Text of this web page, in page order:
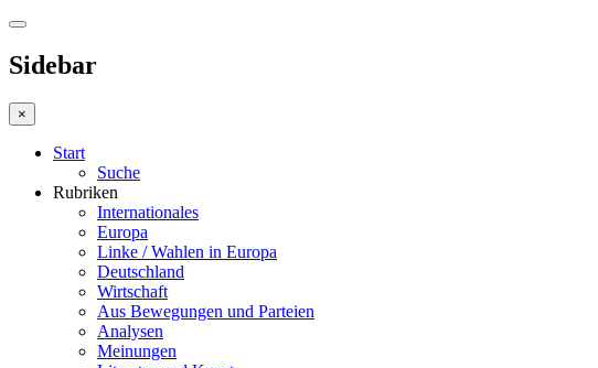
Sidebar
×
Start
Suche
Rubriken
Internationales
Europa
Linke / Wahlen in Europa
Deutschland
Wirtschaft
Aus Bewegungen und Parteien
Analysen
Meinungen